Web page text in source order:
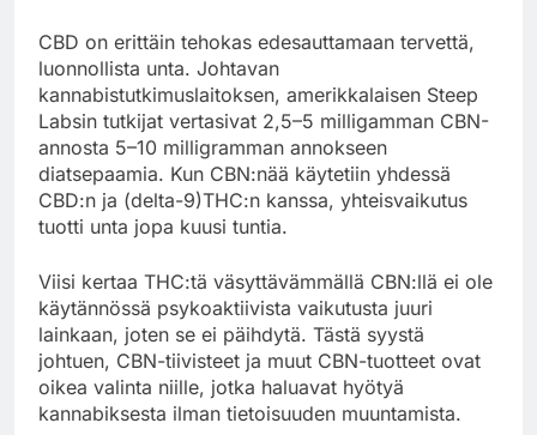
CBD on erittäin tehokas edesauttamaan tervettä,
luonnollista unta. Johtavan
kannabistutkimuslaitoksen, amerikkalaisen Steep
Labsin tutkijat vertasivat 2,5–5 milligamman CBN-
annosta 5–10 milligramman annokseen
diatsepaamia. Kun CBN:nää käytetiin yhdessä
CBD:n ja (delta-9)THC:n kanssa, yhteisvaikutus
tuotti unta jopa kuusi tuntia.
Viisi kertaa THC:tä väsyttävämmällä CBN:llä ei ole
käytännössä psykoaktiivista vaikutusta juuri
lainkaan, joten se ei päihdytä. Tästä syystä
johtuen, CBN-tiivisteet ja muut CBN-tuotteet ovat
oikea valinta niille, jotka haluavat hyötyä
kannabiksesta ilman tietoisuuden muuntamista.